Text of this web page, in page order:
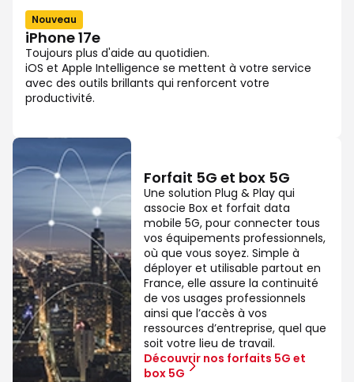
Nouveau
iPhone 17e
Toujours plus d'aide au quotidien.
iOS et Apple Intelligence se mettent à votre service
avec des outils brillants qui renforcent votre
productivité.
Forfait 5G et box 5G
Une solution Plug & Play qui
associe Box et forfait data
mobile 5G, pour connecter tous
vos équipements professionnels,
où que vous soyez. Simple à
déployer et utilisable partout en
France, elle assure la continuité
de vos usages professionnels
ainsi que l’accès à vos
ressources d’entreprise, quel que
soit votre lieu de travail.
Découvrir nos forfaits 5G et
box 5G